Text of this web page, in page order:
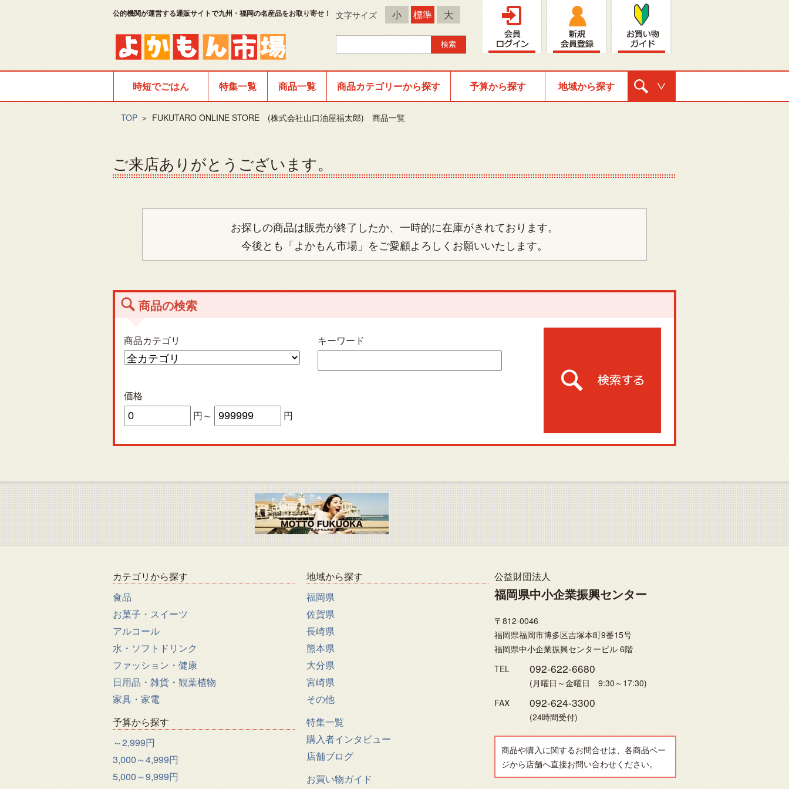
公的機関が運営する通販サイトで九州・福岡の名産品をお取り寄せ！ 文字サイズ 小 標準 大
時短でごはん 特集一覧 商品一覧 商品カテゴリーから探す 予算から探す 地域から探す
TOP ＞ FUKUTARO ONLINE STORE (株式会社山口油屋福太郎) 商品一覧
ご来店ありがとうございます。
お探しの商品は販売が終了したか、一時的に在庫がきれております。
今後とも「よかもん市場」をご愛顧よろしくお願いいたします。
商品の検索
商品カテゴリ キーワード
価格
円～
円
カテゴリから探す
食品
お菓子・スイーツ
アルコール
水・ソフトドリンク
ファッション・健康
日用品・雑貨・観葉植物
家具・家電
予算から探す
～2,999円
3,000～4,999円
5,000～9,999円
地域から探す
福岡県
佐賀県
長崎県
熊本県
大分県
宮崎県
その他
特集一覧
購入者インタビュー
店舗ブログ
お買い物ガイド
公益財団法人
福岡県中小企業振興センター
〒812-0046
福岡県福岡市博多区吉塚本町9番15号
福岡県中小企業振興センタービル 6階
TEL
092-622-6680
(月曜日～金曜日 9:30～17:30)
FAX
092-624-3300
(24時間受付)
商品や購入に関するお問合せは、各商品ペー
ジから店舗へ直接お問い合わせください。